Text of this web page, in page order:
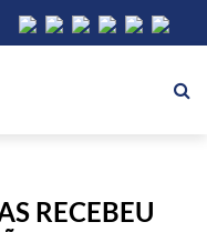
RECEBEU